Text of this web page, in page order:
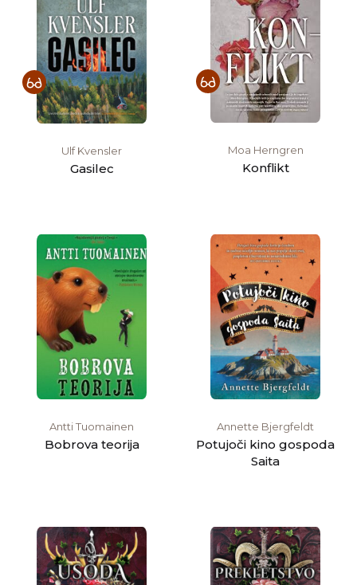
Ulf Kvensler
Gasilec
Moa Herngren
Konflikt
Antti Tuomainen
Bobrova teorija
Annette Bjergfeldt
Potujoči kino gospoda
Saita